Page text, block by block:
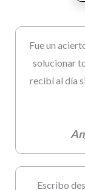
Fue un
solucionar
recibí al día
Escribo